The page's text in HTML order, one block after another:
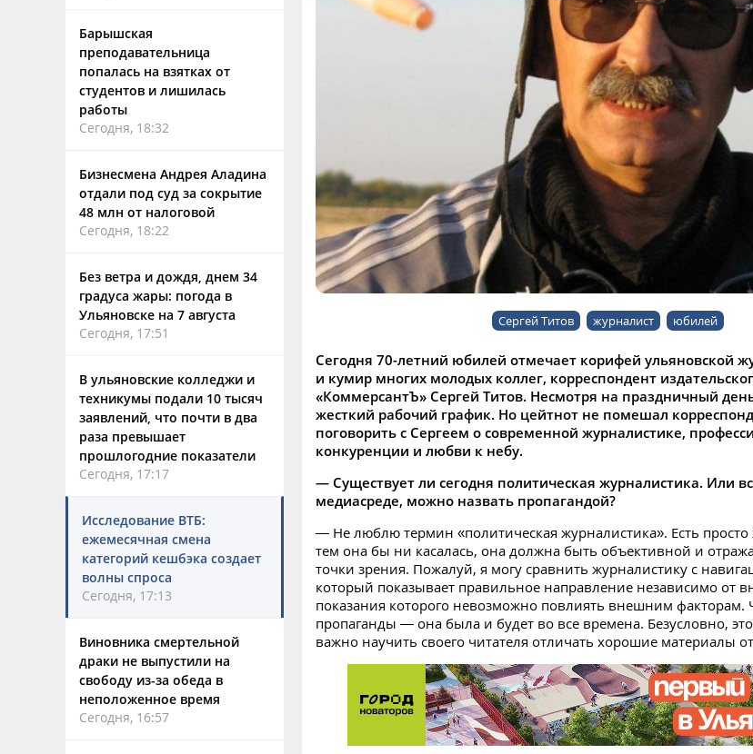
Барышская
преподавательница
попалась на взятках от
студентов и лишилась
работы
Сегодня, 18:32
Бизнесмена Андрея Аладина
отдали под суд за сокрытие
48 млн от налоговой
Сегодня, 18:22
Без ветра и дождя, днем 34
градуса жары: погода в
Ульяновске на 7 августа
Сегодня, 17:51
В ульяновские колледжи и
техникумы подали 10 тысяч
заявлений, что почти в два
раза превышает
прошлогодние показатели
Сегодня, 17:17
Исследование ВТБ:
ежемесячная смена
категорий кешбэка создает
волны спроса
Сегодня, 17:13
Виновника смертельной
драки не выпустили на
свободу из-за обеда в
неположенное время
Сегодня, 16:57
Сергей Титов журналист юбилей
Сегодня 70-летний юбилей отмечает корифей ульяновской
и кумир многих молодых коллег, корреспондент
«КоммерсантЪ» Сергей Титов. Несмотря на праздничный
жесткий рабочий график. Но цейтнот не помешал
поговорить с Сергеем о современной журналистике,
конкуренции и любви к небу.
— Существует ли сегодня политическая журналистика. Или
медиасреде, можно назвать пропагандой?
— Не люблю термин «политическая журналистика». Есть
тем она бы ни касалась, она должна быть объективной и
точки зрения. Пожалуй, я могу сравнить журналистику с
который показывает правильное направление независимо от
показания которого невозможно повлиять внешним факторам.
пропаганды — она была и будет во все времена. Безусловно,
важно научить своего читателя отличать хорошие материалы